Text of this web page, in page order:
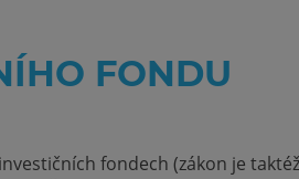
FONDU
fondech (zákon je